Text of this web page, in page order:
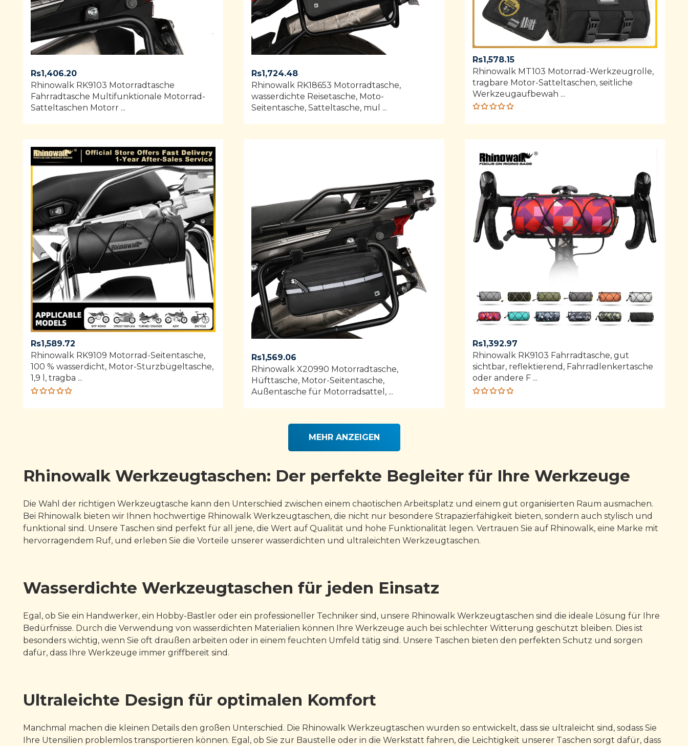
Rs1,406.20
Rhinowalk RK9103 ​​​​Motorradtasche
Fahrradtasche Multifunktionale Motorrad-
Satteltaschen Motorr ...
Rs1,724.48
Rhinowalk RK18653 Motorradtasche,
wasserdichte Reisetasche, Moto-
Seitentasche, Satteltasche, mul ...
Rs1,578.15
Rhinowalk MT103 Motorrad-Werkzeugrolle,
tragbare Motor-Satteltaschen, seitliche
Werkzeugaufbewah ...
Rated
of 5
Rs1,589.72
Rhinowalk RK9109 Motorrad-Seitentasche,
100 % wasserdicht, Motor-Sturzbügeltasche,
1,9 l, tragba ...
Rs1,569.06
Rhinowalk X20990 Motorradtasche,
Hüfttasche, Motor-Seitentasche,
Außentasche für Motorradsattel, ...
Rs1,392.97
Rhinowalk RK9103 ​​Fahrradtasche, gut
sichtbar, reflektierend, Fahrradlenkertasche
oder andere F ...
MEHR ANZEIGEN
Rhinowalk Werkzeugtaschen: Der perfekte Begleiter für Ihre Werkzeuge
Die Wahl der richtigen Werkzeugtasche kann den Unterschied zwischen einem chaotischen Arbeitsplatz und einem gut organisierten Raum ausmachen.
Bei Rhinowalk bieten wir Ihnen hochwertige Rhinowalk Werkzeugtaschen, die nicht nur besondere Strapazierfähigkeit bieten, sondern auch stylisch und
funktional sind. Unsere Taschen sind perfekt für all jene, die Wert auf Qualität und hohe Funktionalität legen. Vertrauen Sie auf Rhinowalk, eine Marke mit
hervorragendem Ruf, und erleben Sie die Vorteile unserer wasserdichten und ultraleichten Werkzeugtaschen.
Wasserdichte Werkzeugtaschen für jeden Einsatz
Egal, ob Sie ein Handwerker, ein Hobby-Bastler oder ein professioneller Techniker sind, unsere Rhinowalk Werkzeugtaschen sind die ideale Lösung für Ihre
Bedürfnisse. Durch die Verwendung von wasserdichten Materialien können Ihre Werkzeuge auch bei schlechter Witterung geschützt bleiben. Dies ist
besonders wichtig, wenn Sie oft draußen arbeiten oder in einem feuchten Umfeld tätig sind. Unsere Taschen bieten den perfekten Schutz und sorgen
dafür, dass Ihre Werkzeuge immer griffbereit sind.
Ultraleichte Design für optimalen Komfort
Manchmal machen die kleinen Details den großen Unterschied. Die Rhinowalk Werkzeugtaschen wurden so entwickelt, dass sie ultraleicht sind, sodass Sie
Ihre Utensilien problemlos transportieren können. Egal, ob Sie zur Baustelle oder in die Werkstatt fahren, die Leichtigkeit unserer Taschen sorgt dafür, dass